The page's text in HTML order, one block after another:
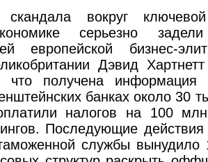
скандала вокруг
серьезно
европейской бизнес-
Дэвид
что получена информация
банках около 30
налогов на 100
Последующие действия
службы вынудило